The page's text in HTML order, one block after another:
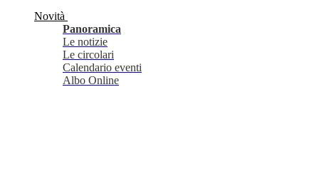
Novità
Panoramica
Le notizie
Le circolari
Calendario eventi
Albo Online